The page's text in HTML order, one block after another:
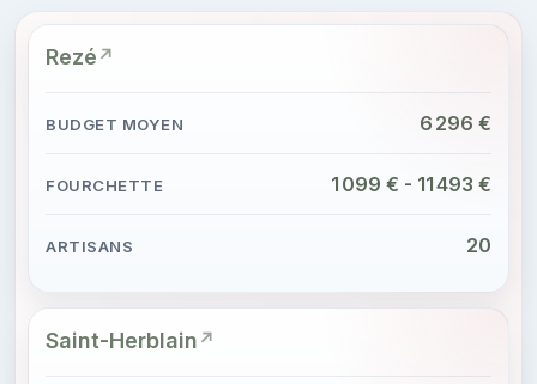
Rezé
6 296 €
1 099 € - 11 493 €
20
Saint-Herblain